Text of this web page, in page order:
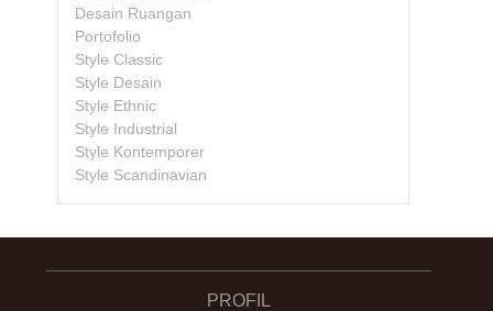
Desain Ruangan
Portofolio
Style Classic
Style Desain
Style Ethnic
Style Industrial
Style Kontemporer
Style Scandinavian
PROFIL